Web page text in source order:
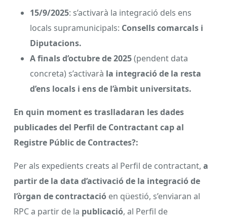
15/9/2025: s’activarà la integració dels ens
locals supramunicipals: Consells comarcals i
Diputacions.
A finals d’octubre de 2025(pendent data
concreta) s’activarà la integració de la resta
d’ens locals i ens de l’àmbit universitats.
En quin moment es traslladaran les dades
publicades del Perfil de Contractant cap al
Registre Públic de Contractes?:
Per als expedients creats al Perfil de contractant, a
partir de la data d’activació de la integració de
l’òrgan de contractació en qüestió, s’enviaran al
RPC a partir de la publicació, al Perfil de